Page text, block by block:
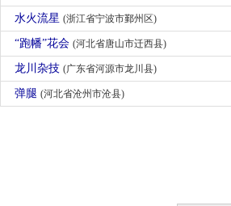
水火流星 (浙江省宁波市鄞州区)
“跑幡”花会 (河北省唐山市迁西县)
龙川杂技 (广东省河源市龙川县)
弹腿 (河北省沧州市沧县)